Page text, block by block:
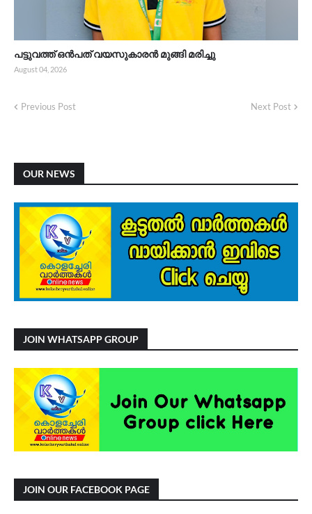
പട്ടുവത്ത് ഒൻപത് വയസുകാരൻ മുങ്ങി മരിച്ചു
August 04, 2026
Previous Post Next Post
OUR NEWS
JOIN WHATSAPP GROUP
JOIN OUR FACEBOOK PAGE